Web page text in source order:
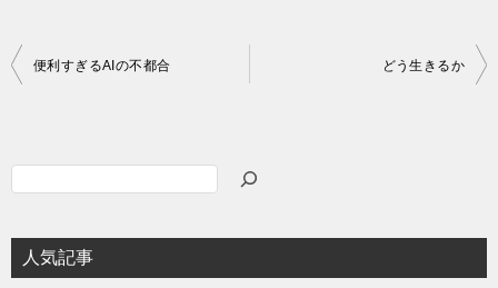
投
ビ
ー
シ
便利すぎるAIの不都合 どう生きるか
人気記事